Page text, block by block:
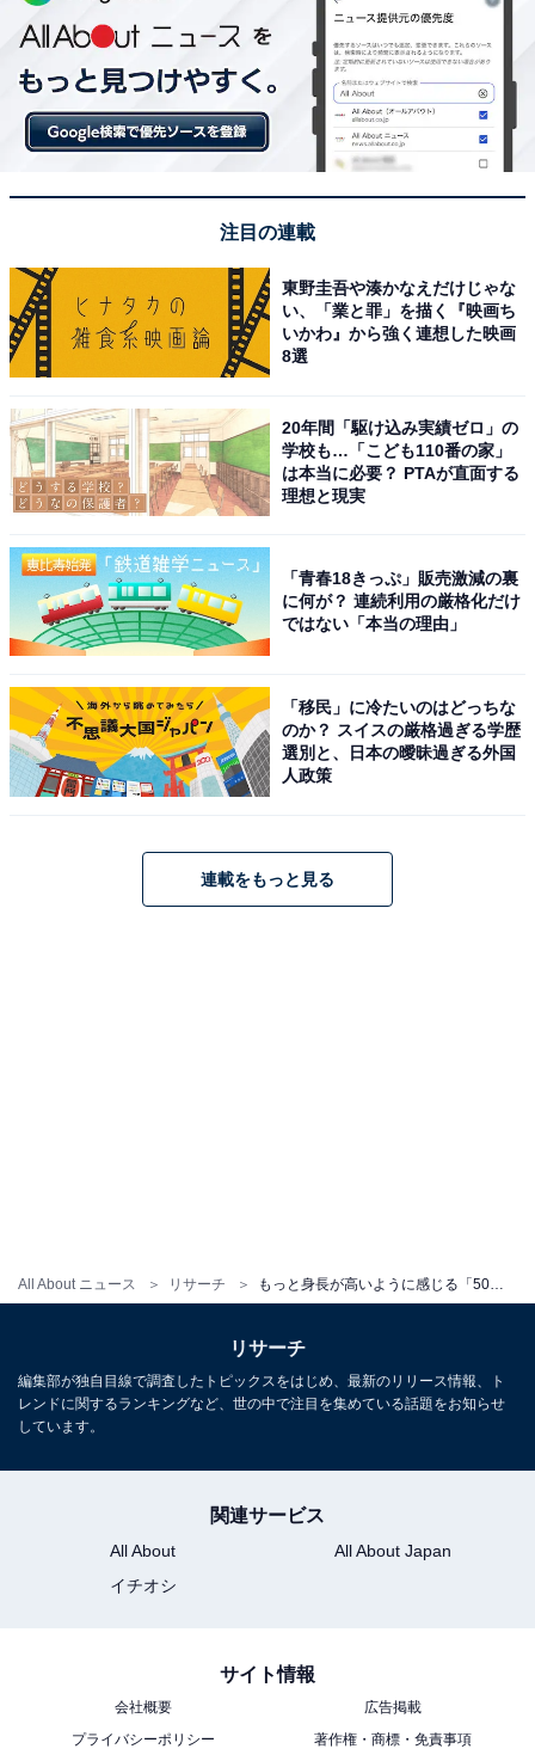
All About ニュース リサーチ
View this post on Instagram
独自の世界観と圧倒的なファッショニスタとしてのオー
ラを放つオダギリジョーさん。実際の身長は176cmです
が、着こなす衣装のバランスや、醸し出す唯一無二の空
るという声が多数寄せられました。
回答者コメント
「180センチ以上ありそうな雰囲気でした」(40代男
性／東京都)
「スタイルがいいのでもう少し身長が高いと思いま
した」(40代女性／神奈川県)
次ページ 9位までのランキング結果を見る
注目の連載
東野圭吾や湊かなえだけじゃな
い、「業と罪」を描く『映画ち
いかわ』から強く連想した映画
8選
20年間「駆け込み実績ゼロ」の
学校も…「こども110番の家」
は本当に必要？ PTAが直面する
理想と現実
「青春18きっぷ」販売激減の裏
に何が？ 連続利用の厳格化だけ
ではない「本当の理由」
「移民」に冷たいのはどっちな
のか？ スイスの厳格過ぎる学歴
選別と、日本の曖昧過ぎる外国
人政策
連載をもっと見る
リサーチ
編集部が独自目線で調査したトピックスをはじめ、最新のリリース情報、ト
レンドに関するランキングなど、世の中で注目を集めている話題をお知らせ
しています。
関連サービス
All About
All About Japan
イチオシ
サイト情報
会社概要
広告掲載
プライバシーポリシー
著作権・商標・免責事項